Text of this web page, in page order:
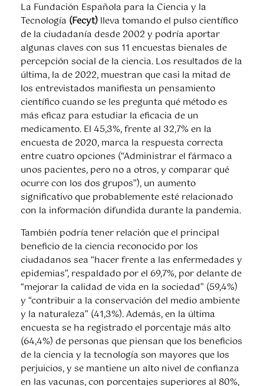
La Fundación Española para la Ciencia y la
Tecnología (Fecyt)lleva tomando el pulso científico
de la ciudadanía desde 2002 y podría aportar
algunas claves con sus 11 encuestas bienales de
percepción social de la ciencia. Los resultados de la
última, la de 2022, muestran que casi la mitad de
los entrevistados manifiesta un pensamiento
científico cuando se les pregunta qué método es
más eficaz para estudiar la eficacia de un
medicamento. El 45,3%, frente al 32,7% en la
encuesta de 2020, marca la respuesta correcta
entre cuatro opciones (“Administrar el fármaco a
unos pacientes, pero no a otros, y comparar qué
ocurre con los dos grupos”), un aumento
significativo que probablemente esté relacionado
con la información difundida durante la pandemia.
También podría tener relación que el principal
beneficio de la ciencia reconocido por los
ciudadanos sea “hacer frente a las enfermedades y
epidemias”, respaldado por el 69,7%, por delante de
“mejorar la calidad de vida en la sociedad” (59,4%)
y “contribuir a la conservación del medio ambiente
y la naturaleza” (41,3%). Además, en la última
encuesta se ha registrado el porcentaje más alto
(64,4%) de personas que piensan que los beneficios
de la ciencia y la tecnología son mayores que los
perjuicios, y se mantiene un alto nivel de confianza
en las vacunas, con porcentajes superiores al 80%,